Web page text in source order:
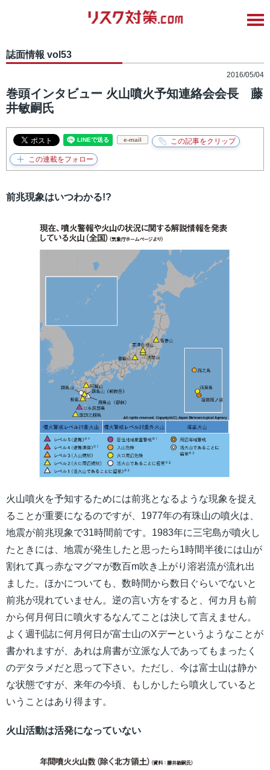
誌面情報 vol53
2016/05/04
巻頭インタビュー 火山噴火予知連絡会会長 藤
井敏嗣氏
e-mail
前兆現象はいつわかる!?
火山噴火を予知するためには前兆となるような現象を捉え
ることが重要になるのですが、1977年の有珠山の噴火は、
地震が前兆現象で31時間前です。1983年に三宅島が噴火し
たときには、地震が発生したと思ったら1時間半後には山が
割れて真っ赤なマグマが数百m吹き上がり溶岩流が流れ出
ました。ほかについても、数時間から数日ぐらいでないと
前兆が現れていません。逆の言い方をすると、何カ月も前
から何月何日に噴火するなんてことは決して言えません。
よく週刊誌に何月何日が富士山のXデーというようなことが
書かれますが、あれは肩書が立派な人であってもまったく
のデタラメだと思って下さい。ただし、今は富士山は静か
な状態ですが、来年の今頃、もしかしたら噴火していると
いうことはあり得ます。
火山活動は活発になっていない